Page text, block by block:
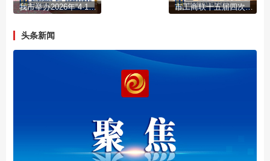
我市举办2026年“4·15”全民国家安全教育日集中宣传活动 市工商联十五届四次执委会议召开
头条新闻